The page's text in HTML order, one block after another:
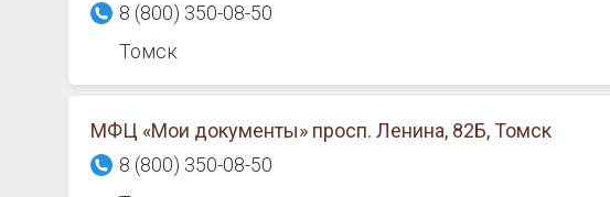
8 (800) 350-08-50
Томск
МФЦ «Мои документы» просп. Ленина, 82Б, Томск
8 (800) 350-08-50